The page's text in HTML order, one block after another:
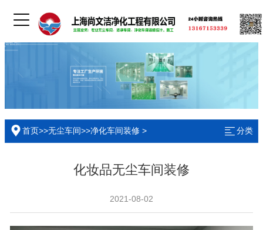
首页>>无尘车间>>净化车间装修 > 分类
化妆品无尘车间装修
2021-08-02